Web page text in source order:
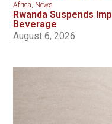
Africa, News
Rwanda Suspends
Beverage
August 6, 2026